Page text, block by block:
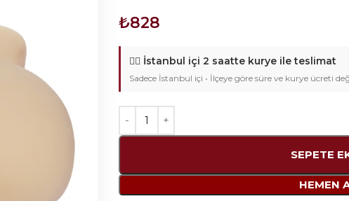
₺828
🚴‍♂️ İstanbul içi 2 saatte kurye ile teslimat
Sadece İstanbul içi • İlçeye göre süre ve kurye ücreti
SEPETE
HEMEN